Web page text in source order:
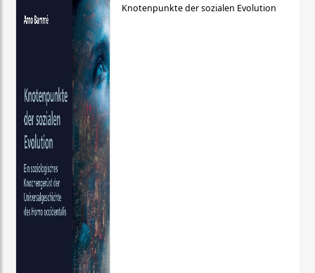
Knotenpunkte der sozialen Evolution